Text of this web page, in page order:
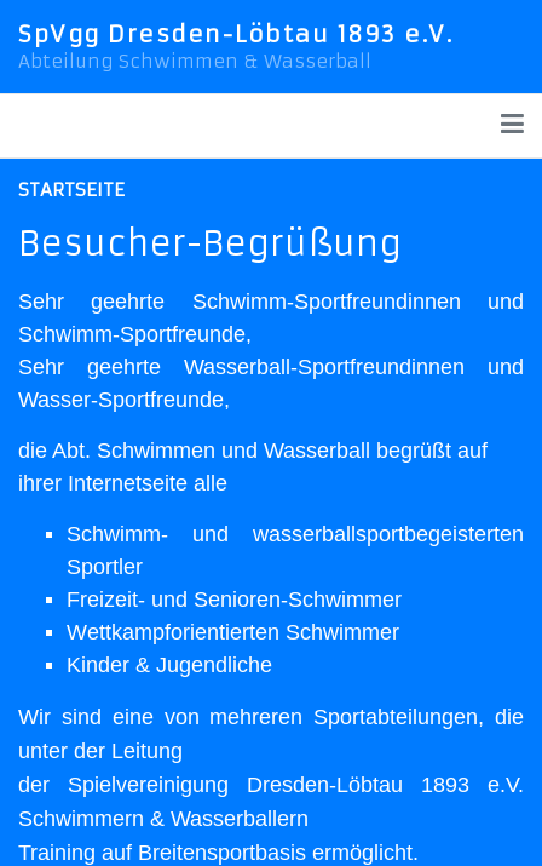
SpVgg Dresden-Löbtau 1893 e.V.
Abteilung Schwimmen & Wasserball
STARTSEITE
Besucher-Begrüßung
Sehr geehrte Schwimm-Sportfreundinnen und
Schwimm-Sportfreunde,
Sehr geehrte Wasserball-Sportfreundinnen und
Wasser-Sportfreunde,
die Abt. Schwimmen und Wasserball begrüßt auf
ihrer Internetseite alle
Schwimm- und wasserballsportbegeisterten
Sportler
Freizeit- und Senioren-Schwimmer
Wettkampforientierten Schwimmer
Kinder & Jugendliche
Wir sind eine von mehreren Sportabteilungen, die
unter der Leitung
der Spielvereinigung Dresden-Löbtau 1893 e.V.
Schwimmern & Wasserballern
Training auf Breitensportbasis ermöglicht.